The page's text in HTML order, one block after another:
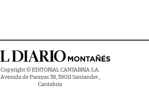
Copyright © EDITORIAL CANTABRIA S.A.
Avenida de Parayas 38, 39011 Santander ,
Cantabria